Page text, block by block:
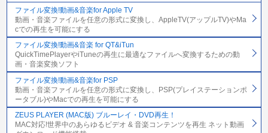
ファイル変換!動画&音楽for Apple TV
動画・音楽ファイルを任意の形式に変換し、AppleTV(アップルTV)やMa
cでの再生を可能にする
ファイル変換!動画&音楽 for QT&iTun
QuickTimePlayerやiTuneの再生に最適なファイルへ変換するための動
画・音楽変換ソフト
ファイル変換!動画&音楽for PSP
動画・音楽ファイルを任意の形式に変換し、PSP(プレイステーションポ
ータブル)やMacでの再生を可能にする
ZEUS PLAYER (MAC版) ブルーレイ・DVD再生！
MAC対応!世界中のあらゆるビデオ & 音楽コンテンツを再生 ネット動画